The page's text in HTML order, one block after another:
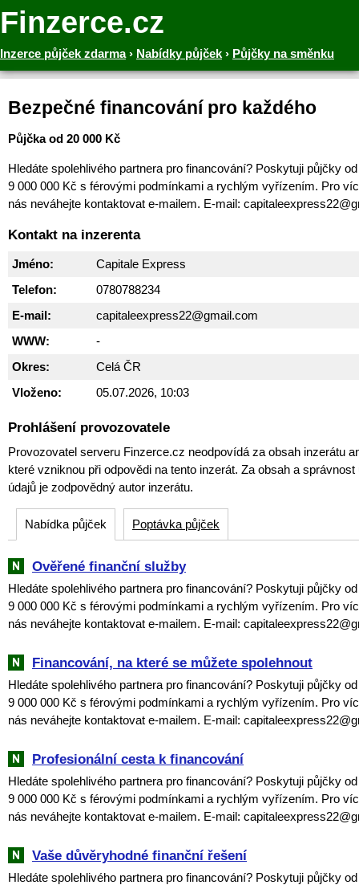
Finzerce.cz
Inzerce půjček zdarma› Nabídky půjček › Půjčky na směnku
Bezpečné financování pro každého
Půjčka od 20 000 Kč
Hledáte spolehlivého partnera pro financování? Poskytuji půjčky
9 000 000 Kč s férovými podmínkami a rychlým vyřízením. Pro
nás neváhejte kontaktovat e-mailem. E-mail:
Kontakt na inzerenta
Jméno:
Capitale Express
Telefon:
0780788234
E-mail:
capitaleexpress22@gmail.com
WWW:
-
Okres:
Celá ČR
Vloženo:
05.07.2026, 10:03
Prohlášení provozovatele
Provozovatel serveru Finzerce.cz neodpovídá za obsah inzerátu
které vzniknou při odpovědi na tento inzerát. Za obsah a
údajů je zodpovědný autor inzerátu.
Nabídka půjček Poptávka půjček
Ověřené finanční služby
Hledáte spolehlivého partnera pro financování? Poskytuji půjčky
9 000 000 Kč s férovými podmínkami a rychlým vyřízením. Pro
nás neváhejte kontaktovat e-mailem. E-mail:
Financování, na které se můžete spolehnout
Hledáte spolehlivého partnera pro financování? Poskytuji půjčky
9 000 000 Kč s férovými podmínkami a rychlým vyřízením. Pro
nás neváhejte kontaktovat e-mailem. E-mail:
Profesionální cesta k financování
Hledáte spolehlivého partnera pro financování? Poskytuji půjčky
9 000 000 Kč s férovými podmínkami a rychlým vyřízením. Pro
nás neváhejte kontaktovat e-mailem. E-mail:
Vaše důvěryhodné finanční řešení
Hledáte spolehlivého partnera pro financování? Poskytuji půjčky